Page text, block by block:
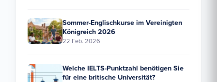
Sommer-Englischkurse im Vereinigten
Königreich 2026
22 Feb. 2026
Welche IELTS-Punktzahl benötigen Sie
für eine britische Universität?